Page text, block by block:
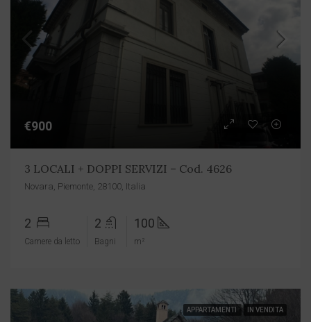
€900
3 LOCALI + DOPPI SERVIZI – Cod. 4626
Novara, Piemonte, 28100, Italia
2
Camere da letto
2
Bagni
100
m²
APPARTAMENTI IN VENDITA